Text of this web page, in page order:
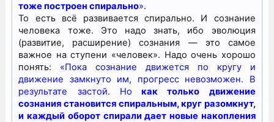
тоже построен спирально».
То есть всё развивается спирально. И сознание
человека тоже. Это надо знать, ибо эволюция
(развитие, расширение) сознания — это самое
важное на ступени «человек». Надо очень хорошо
понять: «Пока сознание движется по кругу и
движение замкнуто им, прогресс невозможен. В
результате застой. Но как только движение
сознания становится спиральным, круг разомкнут,
и каждый оборот спирали дает новые накопления